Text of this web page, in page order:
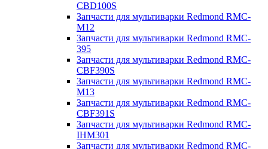
CBD100S
Запчасти для мультиварки Redmond RMC-
M12
Запчасти для мультиварки Redmond RMC-
395
Запчасти для мультиварки Redmond RMC-
CBF390S
Запчасти для мультиварки Redmond RMC-
M13
Запчасти для мультиварки Redmond RMC-
CBF391S
Запчасти для мультиварки Redmond RMC-
IHM301
Запчасти для мультиварки Redmond RMC-